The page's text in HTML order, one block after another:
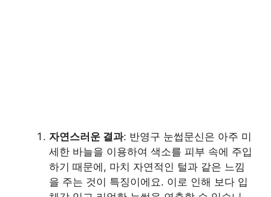
자연스러운 결과: 반영구 눈썹문신은 아주 미
세한 바늘을 이용하여 색소를 피부 속에 주입
하기 때문에, 마치 자연적인 털과 같은 느낌
을 주는 것이 특징이에요. 이로 인해 보다 입